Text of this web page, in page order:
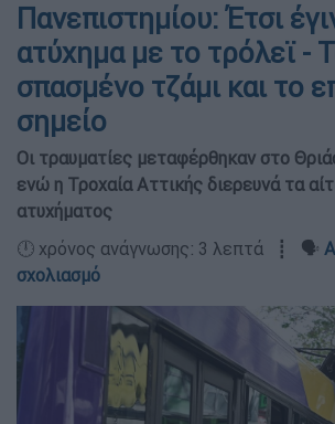
Πανεπιστημίου: Έτσι
ατύχημα με το τρόλεϊ -
σπασμένο τζάμι και το
σημείο
Οι τραυματίες μεταφέρθηκαν στο
ενώ η Τροχαία Αττικής διερευνά τα
ατυχήματος
🕛 χρόνος ανάγνωσης: 3 λεπτά ┋ 🗣️
σχολιασμό